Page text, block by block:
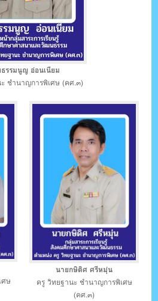
รรมนูญ อ่อนเนียม
ชำนาญการพิเศษ (คศ.๓)
ศษ
นายกษิดิศ ศรีหมุ่น
ครู วิทยฐานะ ชำนาญการพิเศษ
(คศ.๓)